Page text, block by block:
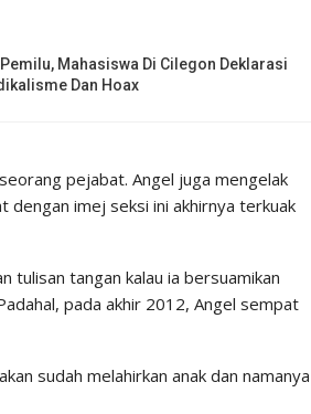
Mahasiswa Di Cilegon Deklarasi
Dan Hoax
pejabat. Angel juga mengelak
dengan imej seksi ini akhirnya terkuak
tulisan tangan kalau ia bersuamikan
pada akhir 2012, Angel sempat
sudah melahirkan anak dan namanya